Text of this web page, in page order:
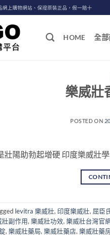
網上購物網站、保證原裝正品，假一賠十
HOME 全部
樂威壯
POSTED ON
壯陽助勃起增硬 印度樂威壯
levitra 樂威壯, 印度樂威壯, 屈臣
壯副作用, 樂威壯功效, 樂威壯台灣官
, 樂威壯藥局, 樂威壯藥店, 樂威壯藥